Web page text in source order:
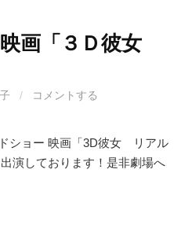
画「３Ｄ彼女
/ コメントする
ショー 映画「3D彼女 リアル
演しております！是非劇場へ